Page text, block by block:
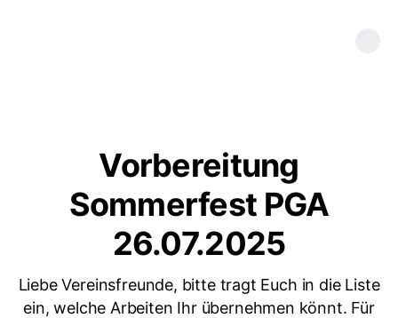
Vorbereitung
Sommerfest PGA
26.07.2025
Liebe Vereinsfreunde, bitte tragt Euch in die Liste
ein, welche Arbeiten Ihr übernehmen könnt. Für